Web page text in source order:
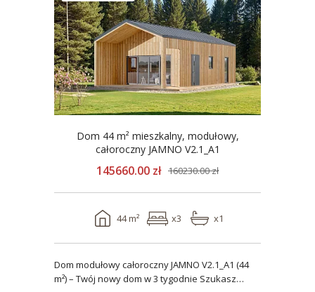
Dom 44 m² mieszkalny, modułowy,
całoroczny JAMNO V2.1_A1
145660.00 zł 160230.00 zł
44 m² x3 x1
Dom modułowy całoroczny JAMNO V2.1_A1 (44
m²) – Twój nowy dom w 3 tygodnie Szukasz